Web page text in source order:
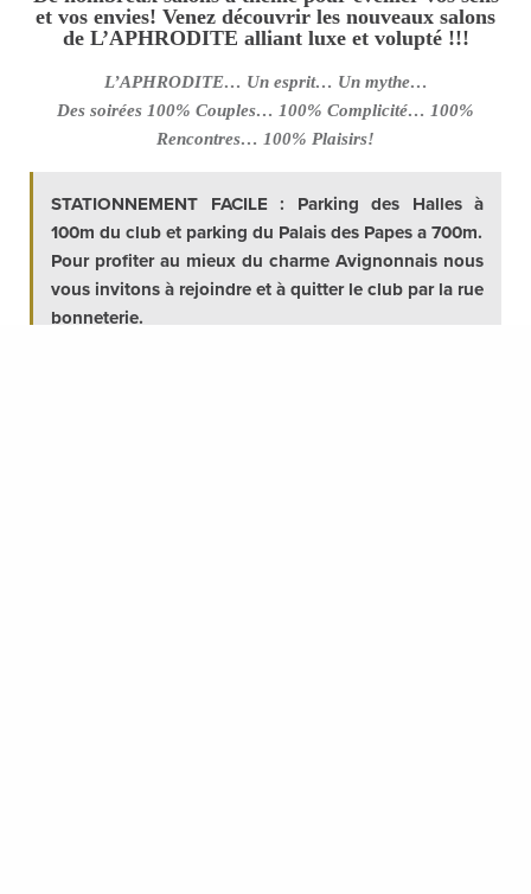
et vos envies! Venez découvrir les nouveaux salons
de L’APHRODITE alliant luxe et volupté !!!
L’APHRODITE… Un esprit… Un mythe…
Des soirées 100% Couples… 100% Complicité… 100%
Rencontres… 100% Plaisirs!
STATIONNEMENT FACILE : Parking des Halles à
100m du club et parking du Palais des Papes a 700m.
Pour profiter au mieux du charme Avignonnais nous
vous invitons à rejoindre et à quitter le club par la rue
bonneterie.